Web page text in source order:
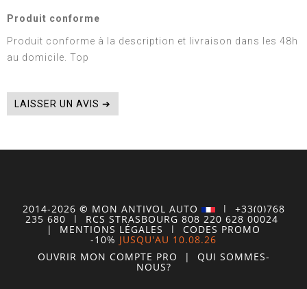
Produit conforme
Produit conforme à la description et livraison dans les 48h
au domicile. Top
LAISSER UN AVIS ➔
2014-2026 © MON ANTIVOL AUTO | +33(0)768
235 680 | RCS STRASBOURG 808 220 628 00024
| MENTIONS LÉGALES | CODES PROMO
-10% JUSQU'AU 10.08.26
OUVRIR MON COMPTE PRO | QUI SOMMES-
NOUS?